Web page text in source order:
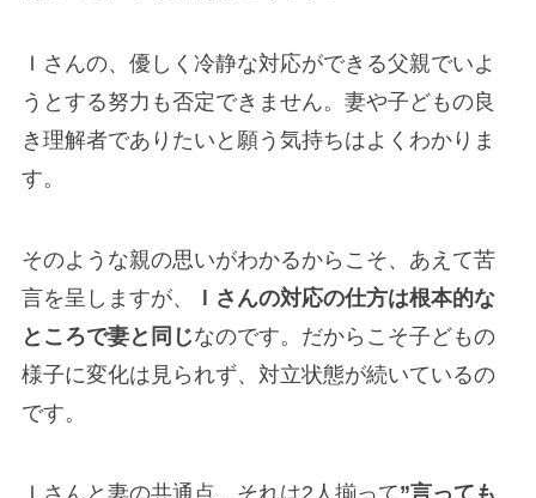
Ｉさんの、優しく冷静な対応ができる父親でいよ
うとする努力も否定できません。妻や子どもの良
き理解者でありたいと願う気持ちはよくわかりま
す。
そのような親の思いがわかるからこそ、あえて苦
言を呈しますが、
Ｉさんの対応の仕方は根本的な
ところで妻と同じなのです。だからこそ子どもの
様子に変化は見られず、対立状態が続いているの
です。